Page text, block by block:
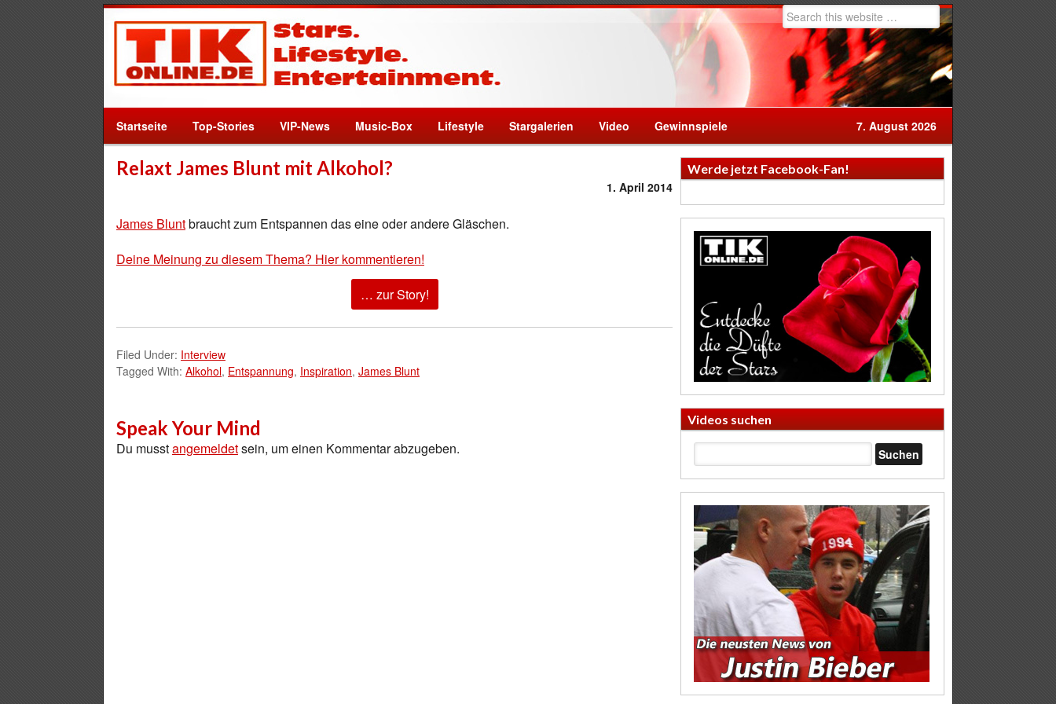
Startseite Top-Stories VIP-News Music-Box Lifestyle Stargalerien Video Gewinnspiele 7. August 2026
Relaxt James Blunt mit Alkohol?
1. April 2014
James Bluntbraucht zum Entspannen das eine oder andere Gläschen.
Deine Meinung zu diesem Thema? Hier kommentieren!
… zur Story!
Filed Under: Interview
Tagged With: Alkohol, Entspannung, Inspiration, James Blunt
Speak Your Mind
Du musstangemeldetsein, um einen Kommentar abzugeben.
Werde jetzt Facebook-Fan!
Videos suchen